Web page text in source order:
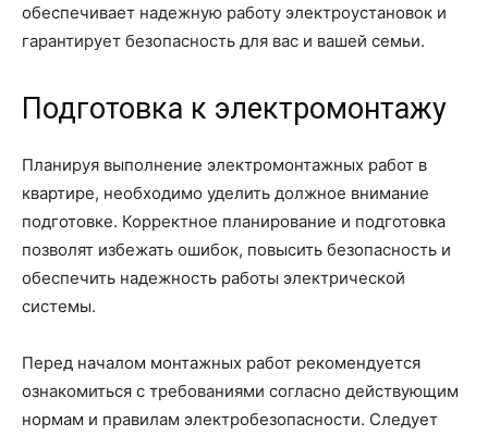
обеспечивает надежную работу электроустановок и
гарантирует безопасность для вас и вашей семьи.
Подготовка к электромонтажу
Планируя выполнение электромонтажных работ в
квартире, необходимо уделить должное внимание
подготовке. Корректное планирование и подготовка
позволят избежать ошибок, повысить безопасность и
обеспечить надежность работы электрической
системы.
Перед началом монтажных работ рекомендуется
ознакомиться с требованиями согласно действующим
нормам и правилам электробезопасности. Следует